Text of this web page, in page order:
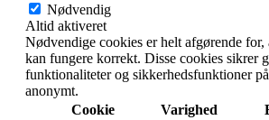
Nødvendig
Altid aktiveret
Nødvendige cookies er helt afgørende for,
kan fungere korrekt. Disse cookies sikrer
funktionaliteter og sikkerhedsfunktioner
anonymt.
Cookie
Varighed